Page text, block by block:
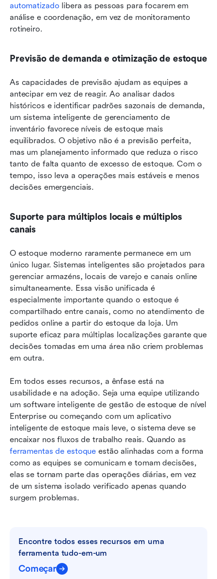
automatizado libera as pessoas para focarem em
análise e coordenação, em vez de monitoramento
rotineiro.
Previsão de demanda e otimização de estoque
As capacidades de previsão ajudam as equipes a
antecipar em vez de reagir. Ao analisar dados
históricos e identificar padrões sazonais de demanda,
um sistema inteligente de gerenciamento de
inventário favorece níveis de estoque mais
equilibrados. O objetivo não é a previsão perfeita,
mas um planejamento informado que reduza o risco
tanto de falta quanto de excesso de estoque. Com o
tempo, isso leva a operações mais estáveis e menos
decisões emergenciais.
Suporte para múltiplos locais e múltiplos
canais
O estoque moderno raramente permanece em um
único lugar. Sistemas inteligentes são projetados para
gerenciar armazéns, locais de varejo e canais online
simultaneamente. Essa visão unificada é
especialmente importante quando o estoque é
compartilhado entre canais, como no atendimento de
pedidos online a partir do estoque da loja. Um
suporte eficaz para múltiplas localizações garante que
decisões tomadas em uma área não criem problemas
em outra.
Em todos esses recursos, a ênfase está na
usabilidade e na adoção. Seja uma equipe utilizando
um software inteligente de gestão de estoque de nível
Enterprise ou começando com um aplicativo
inteligente de estoque mais leve, o sistema deve se
ferramentas de estoque estão alinhadas com a forma
como as equipes se comunicam e tomam decisões,
elas se tornam parte das operações diárias, em vez
de um sistema isolado verificado apenas quando
surgem problemas.
Encontre todos esses recursos em uma
ferramenta tudo-em-um
Começar